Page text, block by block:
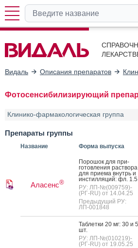
Видаль Описания препаратов
Фотосенсибилизирующий
Клинико-фармакологическая группа
Препараты группы
Название Форма выпуска
Аласенс®
По­рошок для при­
готов­ле­ния рас­тво­ра
для при­ема внутрь и
ин­стил­ля­ций: фл. 1.5
РУ: ЛП-№(009759)-
(РГ-RU) от 14.04.25
Предыдущий РУ:
ЛП-001848
Таб­летки 20 мг: 30 и
шт.
РУ: ЛП-№(010219)-
(РГ-RU) от 19.05.25